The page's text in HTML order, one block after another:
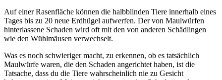
Auf einer Rasenfläche können die halbblinden Tiere innerhalb eines
Tages bis zu 20 neue Erdhügel aufwerfen. Der von Maulwürfen
hinterlassene Schaden wird oft mit den von anderen Schädlingen
wie den Wühlmäusen verwechselt.
Was es noch schwieriger macht, zu erkennen, ob es tatsächlich
Maulwürfe waren, die den Schaden angerichtet haben, ist die
Tatsache, dass du die Tiere wahrscheinlich nie zu Gesicht